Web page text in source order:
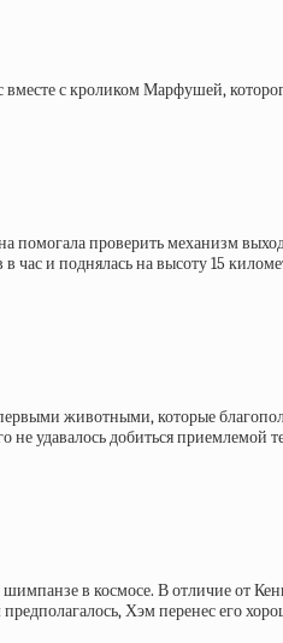
с кроликом Марфушей,
проверить механизм
час и поднялась на высоту 15
животными, которые
удавалось добиться
в космосе. В отличие от
Хэм перенес его